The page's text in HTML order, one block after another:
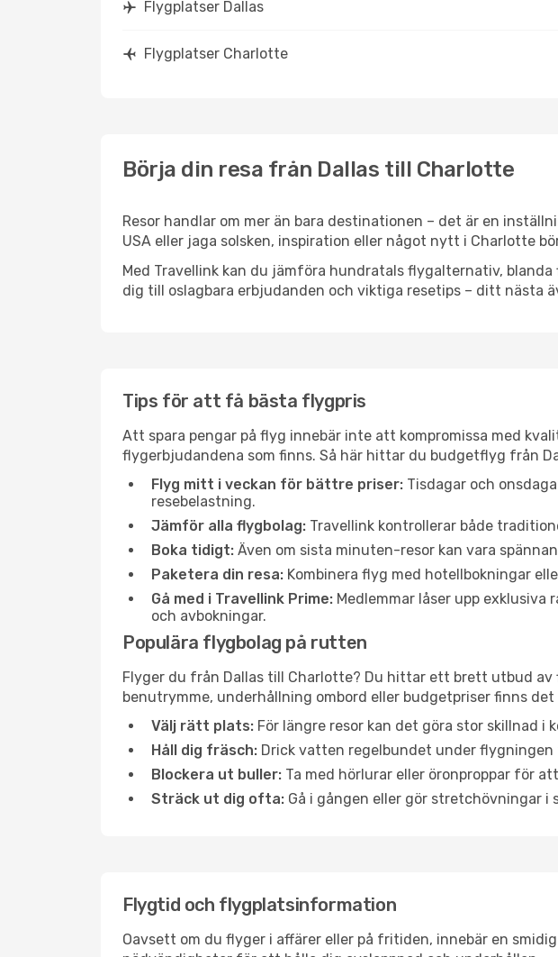
Flygplatser Dallas
Flygplatser Charlotte
Börja din resa från Dallas till Charlotte
Resor handlar om mer än bara destinationen – det är en
USA eller jaga solsken, inspiration eller något nytt i Charlotte
Med Travellink kan du jämföra hundratals flygalternativ,
dig till oslagbara erbjudanden och viktiga resetips – ditt nästa
Tips för att få bästa flygpris
Att spara pengar på flyg innebär inte att kompromissa med
flygerbjudandena som finns. Så här hittar du budgetflyg från
Flyg mitt i veckan för bättre priser: Tisdagar och
resebelastning.
Jämför alla flygbolag: Travellink kontrollerar både
Boka tidigt: Även om sista minuten-resor kan vara
Paketera din resa: Kombinera flyg med hotellbokningar
Gå med i Travellink Prime: Medlemmar låser upp
och avbokningar.
Populära flygbolag på rutten
Flyger du från Dallas till Charlotte? Du hittar ett brett utbud
benutrymme, underhållning ombord eller budgetpriser finns
Välj rätt plats: För längre resor kan det göra stor skillnad
Håll dig fräsch: Drick vatten regelbundet under
Blockera ut buller: Ta med hörlurar eller öronproppar för
Sträck ut dig ofta: Gå i gången eller gör stretchövningar
Flygtid och flygplatsinformation
Oavsett om du flyger i affärer eller på fritiden, innebär en